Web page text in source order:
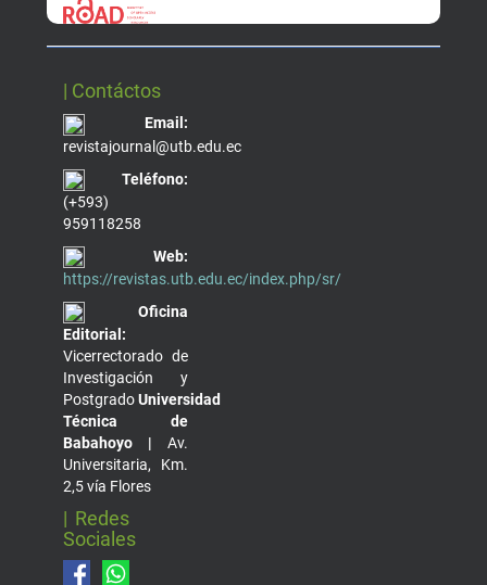
| Contáctos
Email:
revistajournal@utb.edu.ec
Teléfono:
(+593)
959118258
Web:
https://revistas.utb.edu.ec/index.php/sr/
Oficina
Editorial:
Vicerrectorado de
Investigación y
PostgradoUniversidad
Técnica de
Babahoyo | Av.
Universitaria, Km.
2,5 vía Flores
| Redes
Sociales